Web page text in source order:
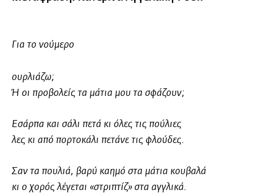
Για το νούμερο
ουρλιάζω;
Ή οι προβολείς τα μάτια μου τα σφάζουν;
Εσάρπα και σάλι πετά κι όλες τις πούλιες
λες κι από πορτοκάλι πετάνε τις φλούδες.
Σαν τα πουλιά, βαρύ καημό στα μάτια κουβαλά
κι ο χορός λέγεται «στριπτίζ» στα αγγλικά.